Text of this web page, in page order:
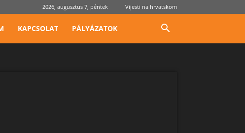
2026, augusztus 7, péntek Vijesti na hrvatskom
KAPCSOLAT PÁLYÁZATOK